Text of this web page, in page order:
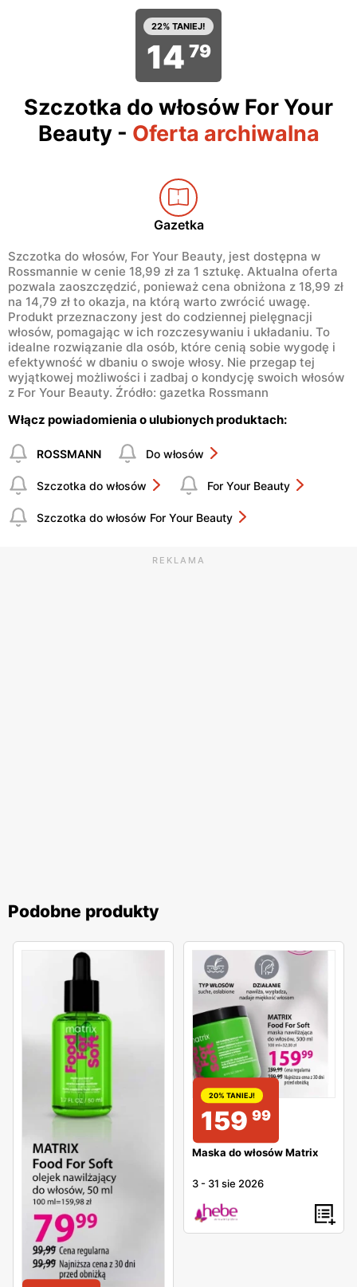
22% TANIEJ!
14 79
Szczotka do włosów For Your
Beauty- Oferta archiwalna
Gazetka
Szczotka do włosów, For Your Beauty, jest dostępna w
Rossmannie w cenie 18,99 zł za 1 sztukę. Aktualna oferta
pozwala zaoszczędzić, ponieważ cena obniżona z 18,99 zł
na 14,79 zł to okazja, na którą warto zwrócić uwagę.
Produkt przeznaczony jest do codziennej pielęgnacji
włosów, pomagając w ich rozczesywaniu i układaniu. To
idealne rozwiązanie dla osób, które cenią sobie wygodę i
efektywność w dbaniu o swoje włosy. Nie przegap tej
wyjątkowej możliwości i zadbaj o kondycję swoich włosów
z For Your Beauty. Źródło: gazetka Rossmann
Włącz powiadomienia o ulubionych produktach:
ROSSMANN Do włosów
Szczotka do włosów For Your Beauty
Szczotka do włosów For Your Beauty
REKLAMA
Podobne produkty
20% TANIEJ!
159 99
Maska do włosów Matrix
3 - 31 sie 2026